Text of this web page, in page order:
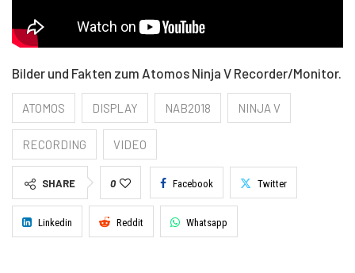
Bilder und Fakten zum Atomos Ninja V Recorder/Monitor.
ATOMOS DISPLAY NAB2018 NINJA V
RECORDING VIDEO
SHARE 0 Facebook Twitter
Linkedin Reddit Whatsapp